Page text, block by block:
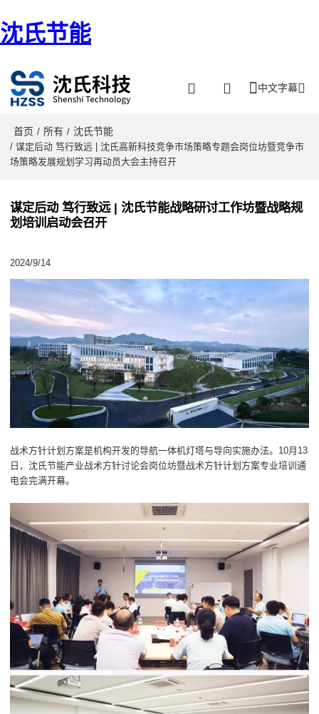
沈氏节能
中文字幕
首页 / 所有 / 沈氏节能
/ 谋定后动 笃行致远 | 沈氏高新科技竞争市场策略专题会岗位坊暨竞争市
场策略发展规划学习再动员大会主持召开
谋定后动 笃行致远 | 沈氏节能战略研讨工作坊暨战略规
划培训启动会召开
2024/9/14
战术方针计划方案是机构开发的导航一体机灯塔与导向实施办法。10月13
日，沈氏节能产业战术方针讨论会岗位坊暨战术方针计划方案专业培训通
电会完满开幕。